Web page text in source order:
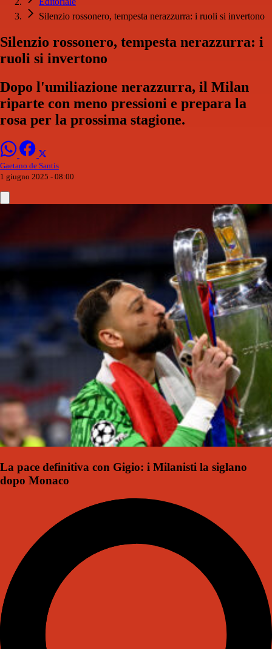
Silenzio rossonero, tempesta nerazzurra: i ruoli si invertono
Silenzio rossonero, tempesta nerazzurra: i
ruoli si invertono
Dopo l'umiliazione nerazzurra, il Milan
riparte con meno pressioni e prepara la
rosa per la prossima stagione.
Gaetano de Santis
1 giugno 2025 - 08:00
La pace definitiva con Gigio: i Milanisti la siglano
dopo Monaco